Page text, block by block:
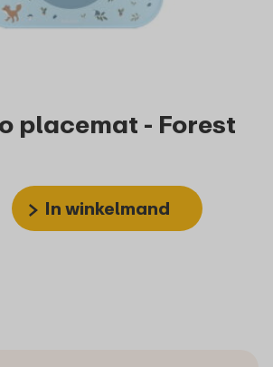
placemat - Forest
In winkelmand